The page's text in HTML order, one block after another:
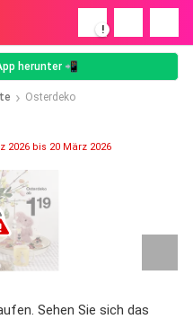
!
herunter 📲
Osterdeko
2026 bis 20 März 2026
Sehen Sie sich das